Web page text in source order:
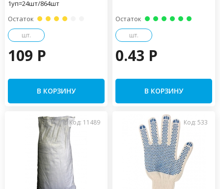
1уп=24шт/864шт
Остаток
шт.
109 P
В КОРЗИНУ
Остаток
шт.
0.43 P
В КОРЗИНУ
Код: 11489 Код: 533